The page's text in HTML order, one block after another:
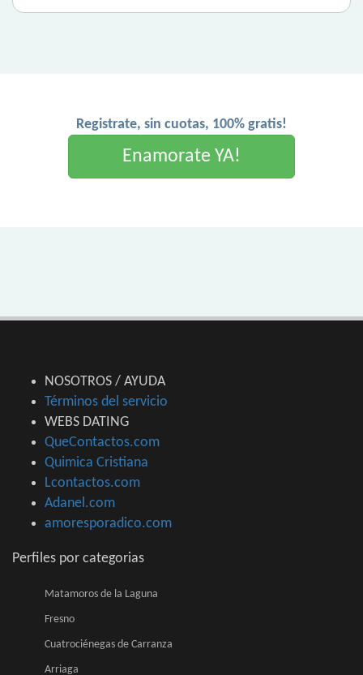
Registrate, sin cuotas, 100% gratis!
Enamorate YA!
NOSOTROS / AYUDA
Términos del servicio
WEBS DATING
QueContactos.com
Quimica Cristiana
Lcontactos.com
Adanel.com
amoresporadico.com
Perfiles por categorias
Matamoros de la Laguna
Fresno
Cuatrociénegas de Carranza
Arriaga